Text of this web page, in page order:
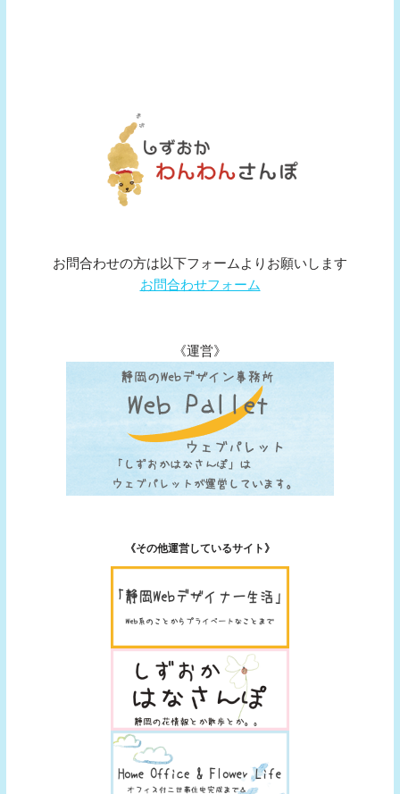
お問合わせの方は以下フォームよりお願いします
お問合わせフォーム
《運営》
《その他運営しているサイト》